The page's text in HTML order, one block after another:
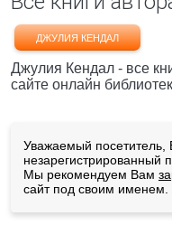
ДЖУЛИЯ КЕНДАЛ
Джулия Кендал - все
сайте онлайн
Уважаемый посетитель,
незарегистрированный
Мы рекомендуем Вам
сайт под своим именем.